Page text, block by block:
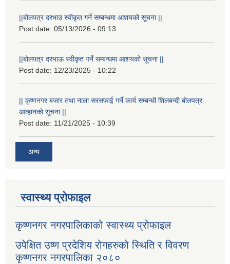
||बोलपत्र दरभाउ स्वीकृत गर्ने सम्बन्धमा आशयको सूचना ||
Post date: 05/13/2026 - 09:13
||बोलपत्र दरभाऊ स्वीकृत गर्ने सम्बन्धमा आशयको सूचना ||
Post date: 12/23/2025 - 10:22
|| कृष्णनगर बजार तथा नाला सरसफाई गर्ने कार्य सम्बन्धी शिलबन्दी बोलपत्र
आव्हानको सूचना ||
Post date: 11/21/2025 - 10:39
अन्य
स्वास्थ्य प्रोफाइल
कृष्णनगर नगरपालिकाको स्वास्थ्य प्रोफाइल
उपेक्षित उष्ण प्रदेशिय रोगहरुको स्थिति र विवरण
कृष्णनगर नगरपालिका २०८०